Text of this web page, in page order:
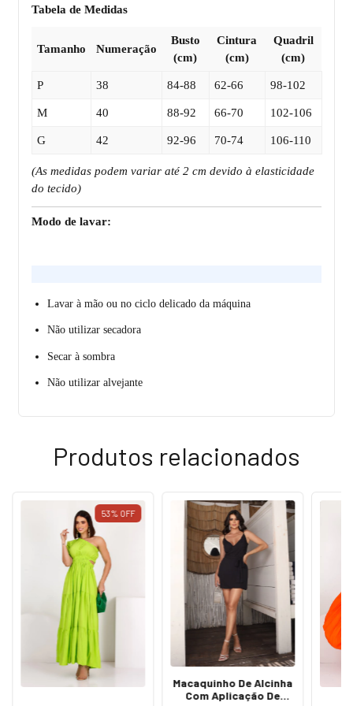
Tabela de Medidas
Tamanho Numeração
Busto
(cm)
Cintura
(cm)
Quadril
(cm)
P 38 84-88 62-66 98-102
M 40 88-92 66-70 102-106
G 42 92-96 70-74 106-110
(As medidas podem variar até 2 cm devido à elasticidade
do tecido)
Modo de lavar:
Lavar à mão ou no ciclo delicado da máquina
Não utilizar secadora
Secar à sombra
Não utilizar alvejante
Produtos relacionados
53% OFF
Macaquinho De Alcinha
Com Aplicação De